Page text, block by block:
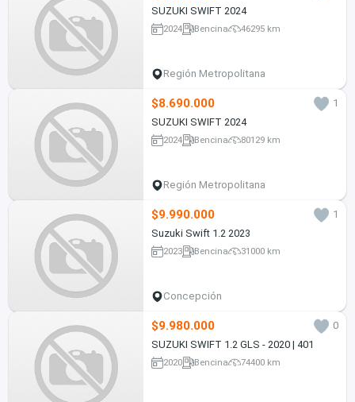
SUZUKI SWIFT 2024
2024 Bencina 46295 km
Región Metropolitana
$8.690.000
1
SUZUKI SWIFT 2024
2024 Bencina 80129 km
Región Metropolitana
$9.990.000
1
Suzuki Swift 1.2 2023
2023 Bencina 31000 km
Concepción
$9.980.000
0
SUZUKI SWIFT 1.2 GLS - 2020 | 401
2020 Bencina 74400 km